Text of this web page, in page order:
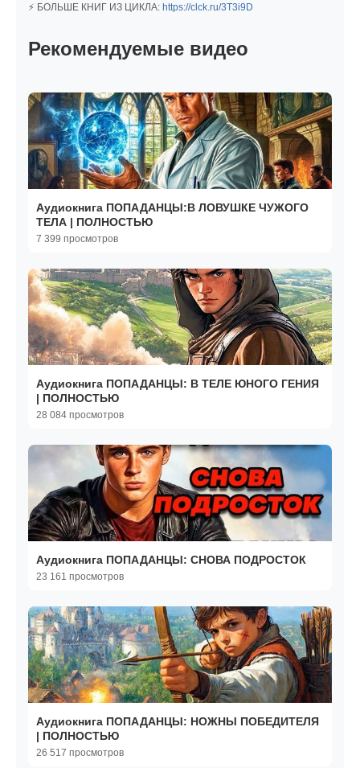
⚡ БОЛЬШЕ КНИГ ИЗ ЦИКЛА: https://clck.ru/3T3i9D
Рекомендуемые видео
Аудиокнига ПОПАДАНЦЫ:В ЛОВУШКЕ ЧУЖОГО
ТЕЛА | ПОЛНОСТЬЮ
7 399 просмотров
Аудиокнига ПОПАДАНЦЫ: В ТЕЛЕ ЮНОГО ГЕНИЯ
| ПОЛНОСТЬЮ
28 084 просмотров
Аудиокнига ПОПАДАНЦЫ: СНОВА ПОДРОСТОК
23 161 просмотров
Аудиокнига ПОПАДАНЦЫ: НОЖНЫ ПОБЕДИТЕЛЯ
| ПОЛНОСТЬЮ
26 517 просмотров